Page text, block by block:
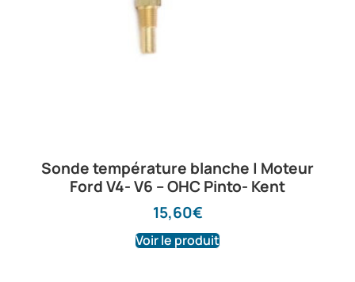
Sonde température blanche | Moteur
Ford V4- V6 – OHC Pinto- Kent
15,60€
Voir le produit